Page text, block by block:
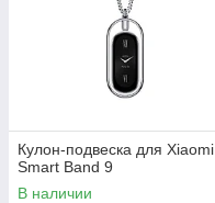
Кулон-подвеска для Xiaomi
Smart Band 9
В наличии